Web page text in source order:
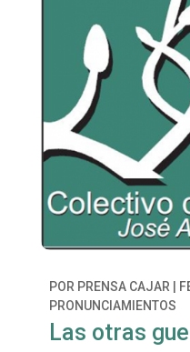
POR PRENSA CAJAR
PRONUNCIAMIENTOS
Las otras